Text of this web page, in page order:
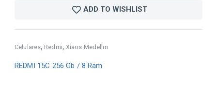
Celulares, Redmi, Xiaos Medellin
REDMI 15C 256 Gb / 8 Ram
ADD TO WISHLIST